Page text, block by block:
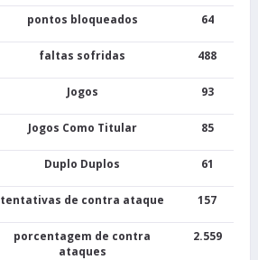
pontos bloqueados 64
faltas sofridas 488
Jogos 93
Jogos Como Titular 85
Duplo Duplos 61
tentativas de contra ataque 157
porcentagem de contra
ataques
2.559